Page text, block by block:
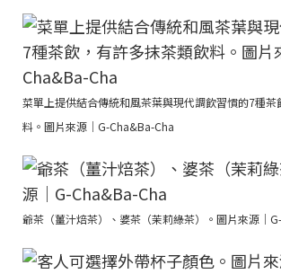
菜單上提供結合傳統和風茶葉與現代調飲習慣的7種
料。圖片來源｜G-Cha&Ba-Cha
爺茶（薑汁焙茶）、婆茶（茉莉綠茶）。圖片來源｜